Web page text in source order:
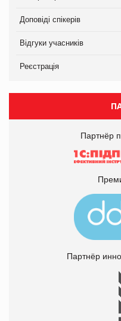
Доповіді спікерів
Відгуки учасників
Реєстрація
Партнёр
Партнёр